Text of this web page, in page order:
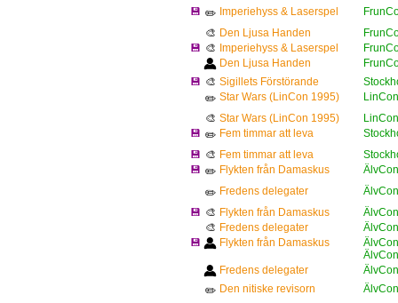
💾 ✏️ Imperiehyss & Laserspel
🎨 Den Ljusa Handen
💾 🎨 Imperiehyss & Laserspel
Den Ljusa Handen
💾 🎨 Sigillets Förstörande
✏️ Star Wars (LinCon 1995)
🎨 Star Wars (LinCon 1995)
💾 ✏️ Fem timmar att leva
💾 🎨 Fem timmar att leva
💾 ✏️ Flykten från Damaskus
✏️ Fredens delegater
💾 🎨 Flykten från Damaskus
🎨 Fredens delegater
💾
Flykten från Damaskus
Fredens delegater
✏️ Den nitiske revisorn